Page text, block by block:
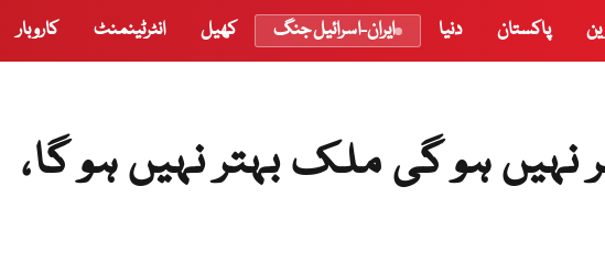
پاکستان دنیا ایران-اسرائیل جنگ کھیل انٹرٹینمنٹ کاروبار
ہو گی ملک بہتر نہیں ہو گا،